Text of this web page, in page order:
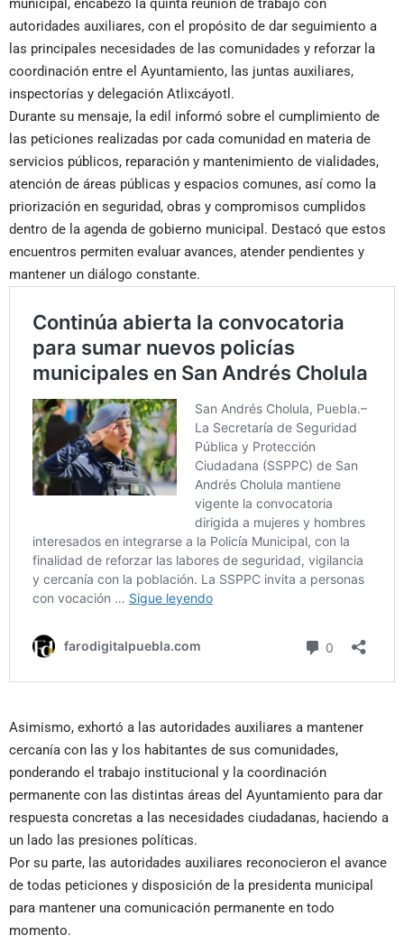
municipal, encabezó la quinta reunión de trabajo con
autoridades auxiliares, con el propósito de dar seguimiento a
las principales necesidades de las comunidades y reforzar la
coordinación entre el Ayuntamiento, las juntas auxiliares,
inspectorías y delegación Atlixcáyotl.
Durante su mensaje, la edil informó sobre el cumplimiento de
las peticiones realizadas por cada comunidad en materia de
servicios públicos, reparación y mantenimiento de vialidades,
atención de áreas públicas y espacios comunes, así como la
priorización en seguridad, obras y compromisos cumplidos
dentro de la agenda de gobierno municipal. Destacó que estos
encuentros permiten evaluar avances, atender pendientes y
mantener un diálogo constante.
Asimismo, exhortó a las autoridades auxiliares a mantener
cercanía con las y los habitantes de sus comunidades,
ponderando el trabajo institucional y la coordinación
permanente con las distintas áreas del Ayuntamiento para dar
respuesta concretas a las necesidades ciudadanas, haciendo a
un lado las presiones políticas.
Por su parte, las autoridades auxiliares reconocieron el avance
de todas peticiones y disposición de la presidenta municipal
para mantener una comunicación permanente en todo
momento.